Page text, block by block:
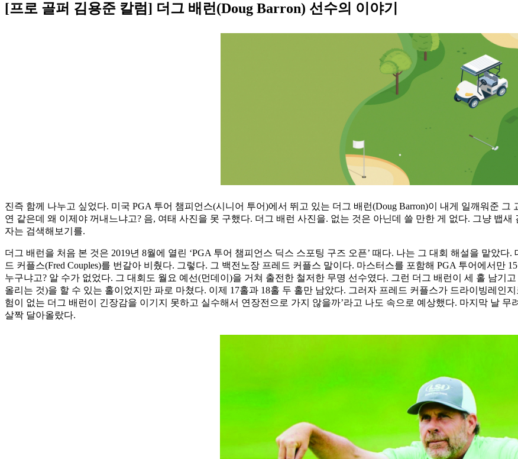
[프로 골퍼 김용준 칼럼] 더그 배런(Doug Barron) 선수의 이야기
진즉 함께 나누고 싶었다. 미국 PGA 투어 챔피언스(시니어 투어)에서 뛰고 있는 더그 배런(Doug Barron)이 내게 일깨워준
연 같은데 왜 이제야 꺼내느냐고? 음, 여태 사진을 못 구했다. 더그 배런 사진을. 없는 것은 아닌데 쓸 만한 게 없다. 그냥 뱁
자는 검색해보기를.
더그 배런을 처음 본 것은 2019년 8월에 열린 ‘PGA 투어 챔피언스 딕스 스포팅 구즈 오픈’ 때다. 나는 그 대회 해설을 맡았
드 커플스(Fred Couples)를 번갈아 비췄다. 그렇다. 그 백전노장 프레드 커플스 말이다. 마스터스를 포함해 PGA 투어에서만
누구냐고? 알 수가 없었다. 그 대회도 월요 예선(먼데이)을 거쳐 출전한 철저한 무명 선수였다. 그런 더그 배런이 세 홀 남기
올리는 것)을 할 수 있는 홀이었지만 파로 마쳤다. 이제 17홀과 18홀 두 홀만 남았다. 그러자 프레드 커플스가 드라이빙레인
험이 없는 더그 배런이 긴장감을 이기지 못하고 실수해서 연장전으로 가지 않을까’라고 나도 속으로 예상했다. 마지막 날
살짝 달아올랐다.